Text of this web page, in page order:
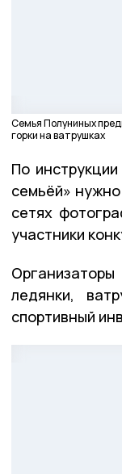
Семья Полуниных
горки на ватрушках
По
семьёй»
сетях
участники
ледянки,
спортивный